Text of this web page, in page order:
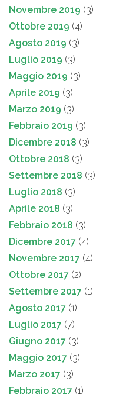
Novembre 2019 (3)
Ottobre 2019 (4)
Agosto 2019 (3)
Luglio 2019 (3)
Maggio 2019 (3)
Aprile 2019 (3)
Marzo 2019 (3)
Febbraio 2019 (3)
Dicembre 2018 (3)
Ottobre 2018 (3)
Settembre 2018 (3)
Luglio 2018 (3)
Aprile 2018 (3)
Febbraio 2018 (3)
Dicembre 2017 (4)
Novembre 2017 (4)
Ottobre 2017 (2)
Settembre 2017 (1)
Agosto 2017 (1)
Luglio 2017 (7)
Giugno 2017 (3)
Maggio 2017 (3)
Marzo 2017 (3)
Febbraio 2017 (1)